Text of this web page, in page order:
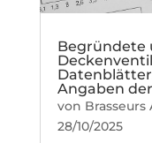
Begründete
Angaben
von Brasseurs
28/10/2025